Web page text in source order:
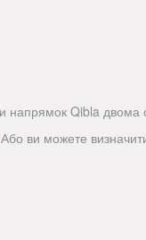
напрямок Qibla двома
ви можете